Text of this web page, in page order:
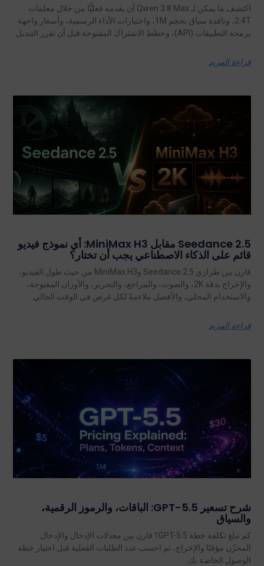
اكتشف ما يمكن لـ Qwen 3.8 Max أن يقدمه فعليًّا من خلال معلمات
2.4T، ونافذة سياق بحجم 1M، واختبارات الأداء الرسمية، وأسعار واجهة
برمجة التطبيقات (API)، وخطط الاشتراك المفتوحة قبل أن تقرر التبديل.
قراءة المزيد
Seedance 2.5 مقابل MiniMax H3: أي نموذج فيديو
قائم على الذكاء الاصطناعي يجب أن تختار؟
قارن بين طرازي Seedance 2.5 وMiniMax H3 من حيث طول الفيديو،
والإخراج بدقة 2K، والصوت، والمراجع، والتحرير، والأوزان المفتوحة،
والاستخدام المحلي، والأفضل ملاءمةً لكل غرض في الوقت الحالي.
قراءة المزيد
شرح تسعير GPT-5.5: الباقات، والرموز الرقمية،
والسياق
كم تبلغ تكلفة خطة GPT-5.5؟ قارن بين معدلات الإدخال والإدخال
المخزّن مؤقتًا والإخراج، ثم احسب عدد الطلبات الفعلية قبل اختيار خطة
الوصول الخاصة بك.